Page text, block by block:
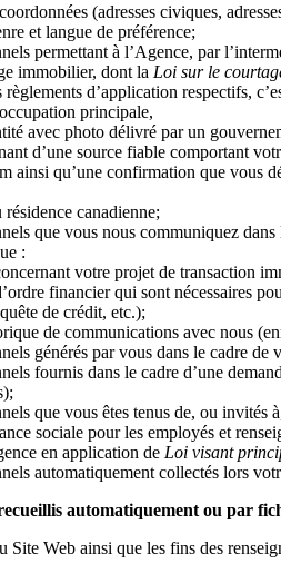
(adresses civiques,
et langue de préférence;
permettant à l’Agence, par
immobilier, dont la Loi sur le
d’application respectifs,
principale,
avec photo délivré par un
d’une source fiable comportant
ainsi qu’une confirmation que vous
canadienne;
que vous nous communiquez
:
votre projet de transaction
financier qui sont nécessaires
de crédit, etc.);
de communications avec nous
générés par vous dans le cadre
fournis dans le cadre d’une
que vous êtes tenus de, ou
sociale pour les employés et
en application de Loi visant
automatiquement collectés lors
automatiquement ou par
Web ainsi que les fins des